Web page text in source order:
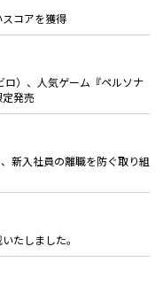
コアを獲得
ロ）、人気ゲーム『ペルソナ
発売
新入社員の離職を防ぐ取り組
たしました。